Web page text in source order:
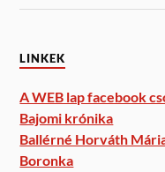
LINKEK
A WEB lap facebook
Bajomi krónika
Ballérné Horváth
Boronka